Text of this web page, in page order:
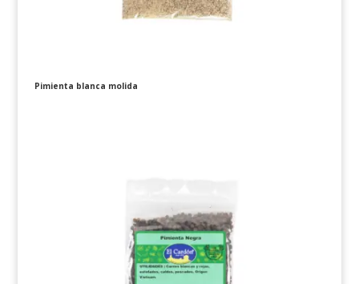
Pimienta blanca molida